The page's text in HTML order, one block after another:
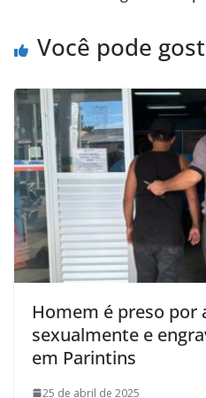
Você pode
Homem é preso por
sexualmente e
em Parintins
25 de abril de 2025